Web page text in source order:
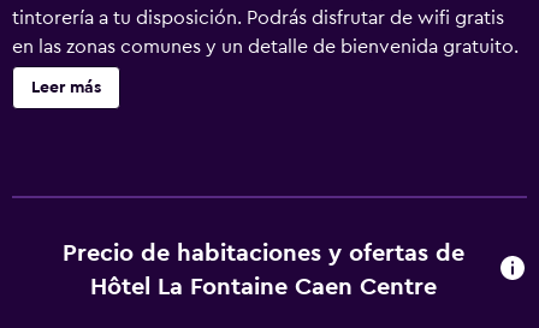
tintorería a tu disposición. Podrás disfrutar de wifi gratis
en las zonas comunes y un detalle de bienvenida gratuito.
También encontrarás lavandería, servicio de limusina o
coche con chófer y una biblioteca. Hôtel La Fontaine Caen
vestidas con ropa de cama de alta calidad. Se ofrece una
televisión de pantalla plana de 80 cm con canales digitales
Leer más
Precio de habitaciones y ofertas de
Hôtel La Fontaine Caen Centre